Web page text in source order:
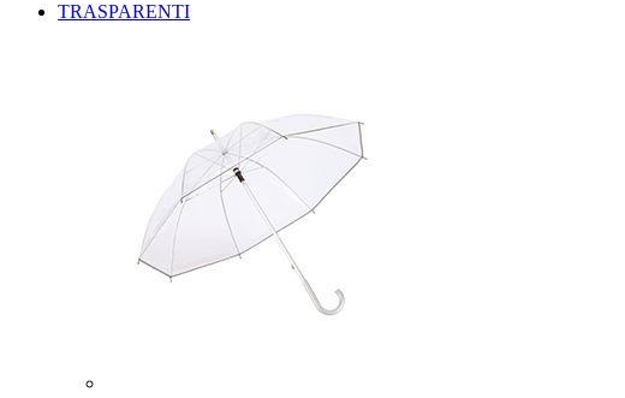
TRASPARENTI